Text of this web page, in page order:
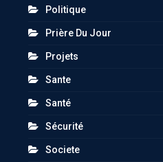
Politique
Prière Du Jour
Projets
Sante
Santé
Sécurité
Societe